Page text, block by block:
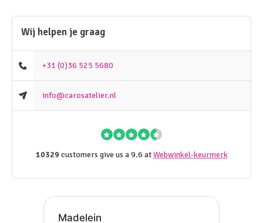
Wij helpen je graag
+31 (0)36 525 5680
info@carosatelier.nl
10329 customers give us a 9.6 atWebwinkel-keurmerk